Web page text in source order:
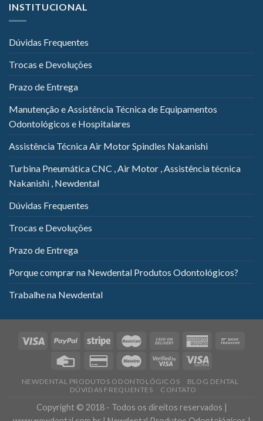
INSTITUCIONAL
Dúvidas Frequentes
Trocas e Devoluções
Prazo de Entrega
Manutenção e Assistência Técnica de Equipamentos
Odontológicos e Hospitalares
Assistência Técnica Air Motor Spindles Nakanishi
Turbina Pneumática CNC , Air Motor , Assistência técnica
Nakanishi , Newdental
Dúvidas Frequentes
Trocas e Devoluções
Prazo de Entrega
Porque comprar na Newdental Produtos Odontológicos?
Trabalhe na Newdental
NEWDENTAL PRODUTOS ODONTOLÓGICOS
BLOG DENTAL
DÚVIDAS FREQUENTES
CONTATO
Copyright © 2018 - Todos os direitos reservados |